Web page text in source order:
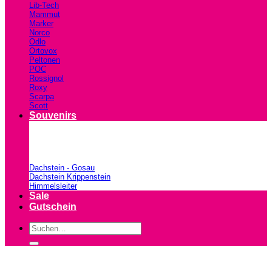
Lib-Tech
Mammut
Marker
Norco
Odlo
Ortovox
Peltonen
POC
Rossignol
Roxy
Scarpa
Scott
Souvenirs
Dachstein - Gosau
Dachstein Krippenstein
Himmelsleiter
Sale
Gutschein
Suchen
nach: